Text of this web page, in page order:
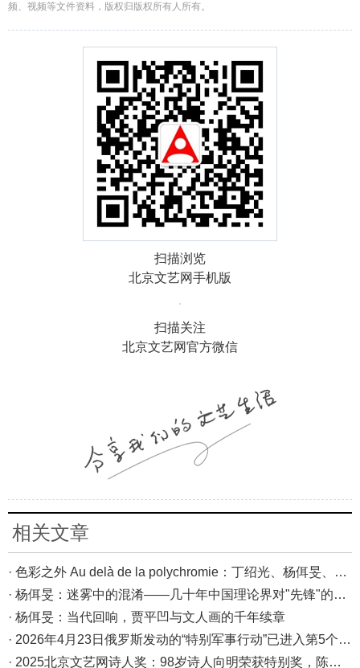
频、视频等文件资料，版权归版权所有人所有。
扫描浏览
北京文艺网手机版
扫描关注
北京文艺网官方微信
相关文章
· 色彩之外 Au delà de la polychromie：丁绍光、杨佴旻、Alain Cardenas·Castro巴黎展
· 杨佴旻：迷雾中的混淆——几十年中国理论界对"先锋"的误读，对创作的误导
· 杨佴旻：当代回响，贾平凹与文人画的千年续章
· 2026年4月23日俄罗斯发动的“特别军事行动”已进入第5个年头，俄乌局势最新综述
· 2025北京文艺网诗人奖：98岁诗人向明荣获特别奖，陈东东荣获诗人奖，茱萸荣获年度诗人奖！